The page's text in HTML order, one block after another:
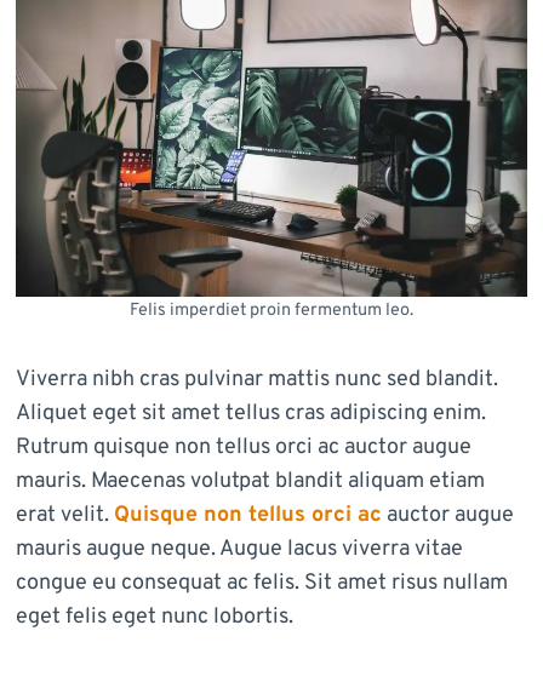
Felis imperdiet proin fermentum leo.
Viverra nibh cras pulvinar mattis nunc sed blandit.
Aliquet eget sit amet tellus cras adipiscing enim.
Rutrum quisque non tellus orci ac auctor augue
mauris. Maecenas volutpat blandit aliquam etiam
erat velit. Quisque non tellus orci ac auctor augue
mauris augue neque. Augue lacus viverra vitae
congue eu consequat ac felis. Sit amet risus nullam
eget felis eget nunc lobortis.